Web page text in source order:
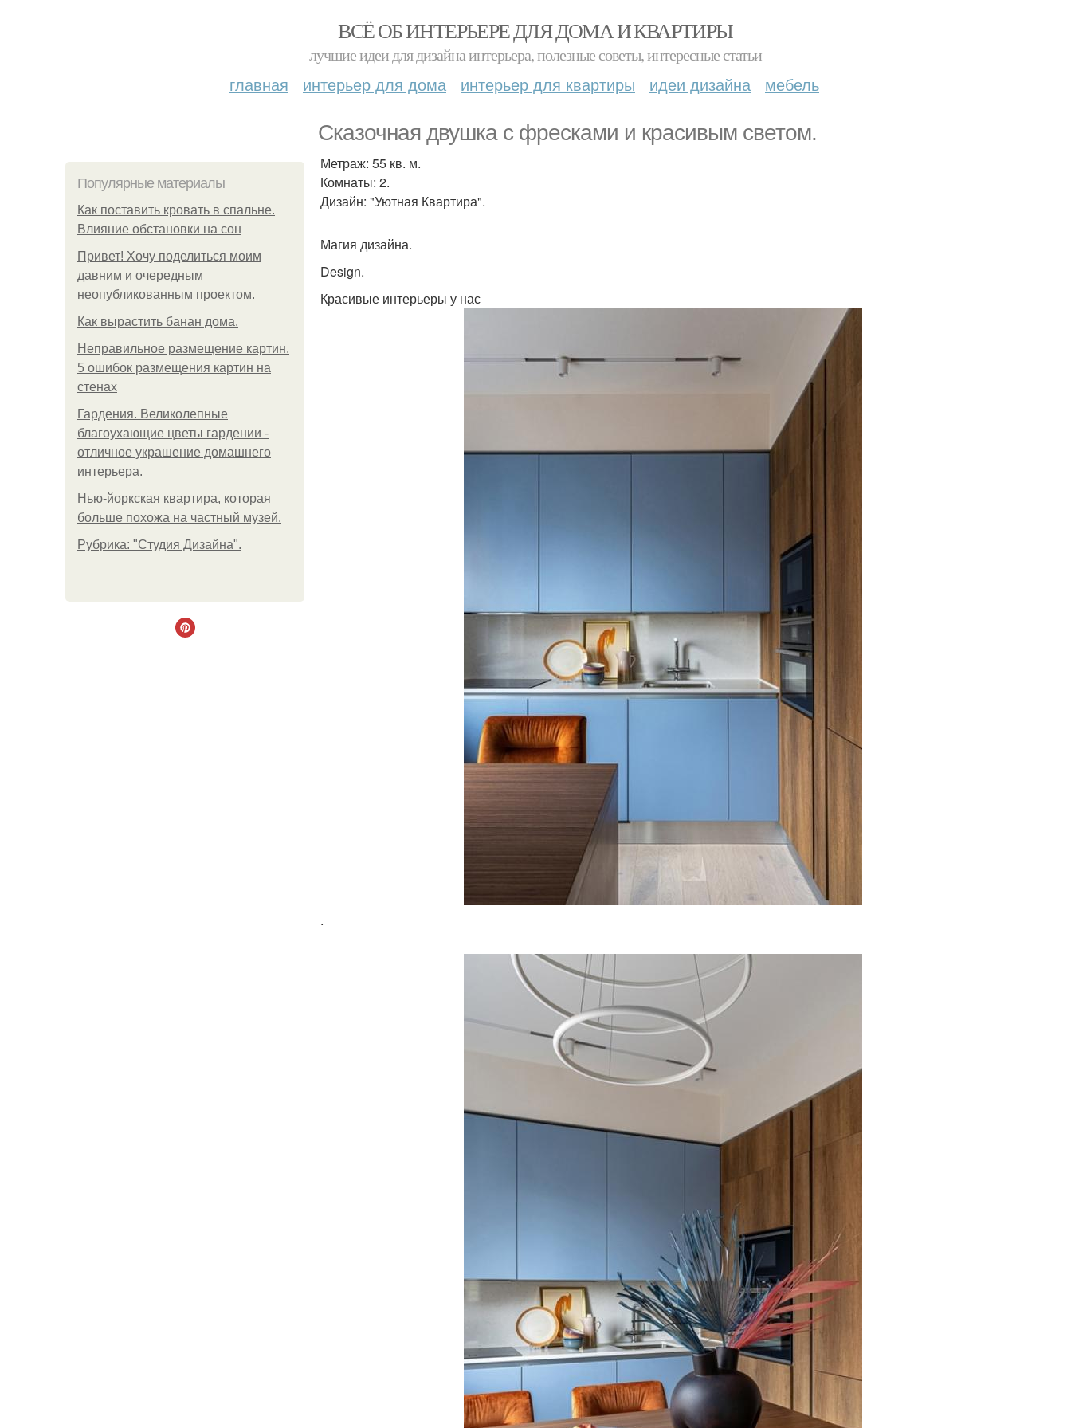
ВСЁ ОБ ИНТЕРЬЕРЕ ДЛЯ ДОМА И КВАРТИРЫ
лучшие идеи для дизайна интерьера, полезные советы, интересные статьи
главная интерьер для дома интерьер для квартиры идеи дизайна мебель
Сказочная двушка с фресками и красивым светом.
Популярные материалы
Как поставить кровать в спальне.
Влияние обстановки на сон
Привет! Хочу поделиться моим
давним и очередным
неопубликованным проектом.
Как вырастить банан дома.
Неправильное размещение картин.
5 ошибок размещения картин на
стенах
Гардения. Великолепные
благоухающие цветы гардении -
отличное украшение домашнего
интерьера.
Нью-йоркская квартира, которая
больше похожа на частный музей.
Рубрика: "Студия Дизайна".
Метраж: 55 кв. м.
Комнаты: 2.
Дизайн: "Уютная Квартира".
Магия дизайна.
Design.
Красивые интерьеры у нас
.